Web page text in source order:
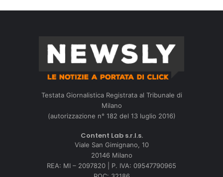
Testata Giornalistica Registrata al Tribunale di
Milano
(autorizzazione n° 182 del 13 luglio 2016)
Content Lab s.r.l.s.
Viale San Gimignano, 10
20146 Milano
REA: MI – 2097820 | P. IVA: 09547790965